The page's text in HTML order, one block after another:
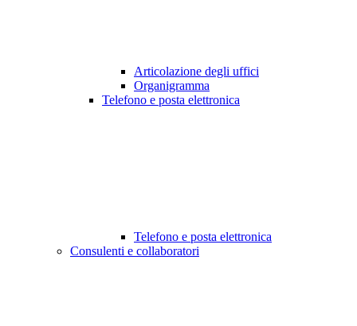
Articolazione degli uffici
Organigramma
Telefono e posta elettronica
Telefono e posta elettronica
Consulenti e collaboratori